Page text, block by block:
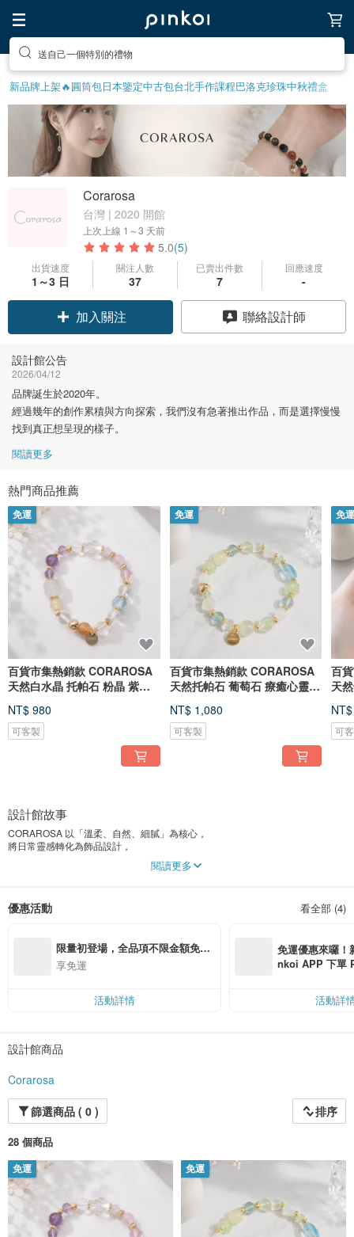
前往打造療癒的放鬆生活
新品牌上架🔥圓筒包日本鑒定中古包台北手作課程巴洛克珍珠中秋禮盒
Corarosa
台灣 | 2020 開館
上次上線 1～3 天前
5.0(5)
出貨速度
1～3 日
關注人數
37
已賣出件數
7
回應速度
-
加入關注 聯絡設計師
設計館公告
2026/04/12
品牌誕生於2020年。
經過幾年的創作累積與方向探索，我們沒有急著推出作品，而是選擇慢慢
找到真正想呈現的樣子。
閱讀更多
熱門商品推薦
免運
百貨市集熱銷款 CORAROSA
天然白水晶 托帕石 粉晶 紫水
NT$ 980
可客製
免運
百貨市集熱銷款 CORAROSA
天然托帕石 葡萄石 療癒心靈
NT$ 1,080
可客製
免
百
天
可
設計館故事
CORAROSA 以「溫柔、自然、細膩」為核心，
將日常靈感轉化為飾品設計，
希望每一件作品，都能成為妳生活中的小小陪伴。
閱讀更多
優惠活動 看全部 (4)
限量初登場，全品項不限金額免運
費
享免運
活動詳情
免運優惠來囉
nkoi APP 下單
活動詳
設計館商品
Corarosa
篩選商品 ( 0 )
排序
28 個商品
免運 免運